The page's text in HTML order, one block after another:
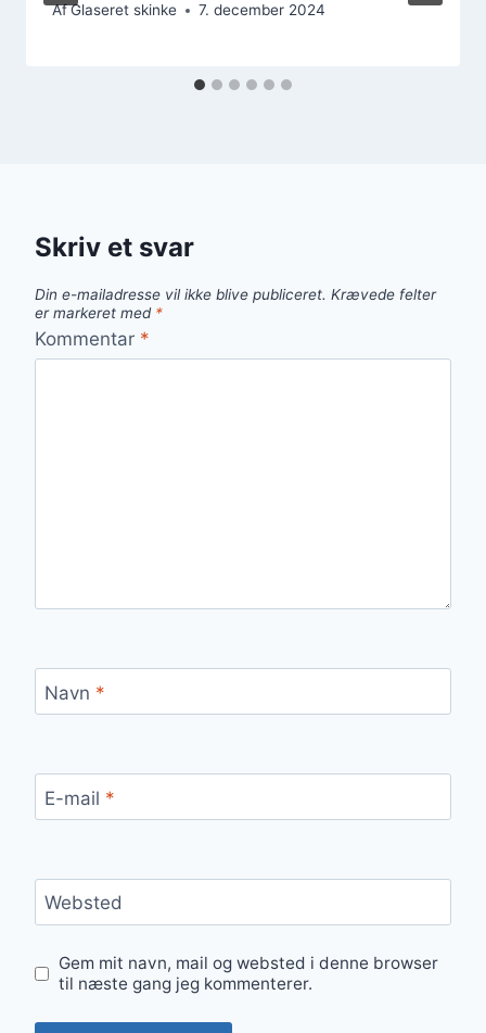
AfGlaseret skinke 7. december 2024
Skriv et svar
Din e-mailadresse vil ikke blive publiceret. Krævede felter
er markeret med *
Kommentar *
Navn *
E-mail *
Websted
Gem mit navn, mail og websted i denne browser
til næste gang jeg kommenterer.